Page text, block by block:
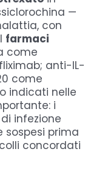
—
con
farmaci
come
anti-IL-
come
indicati nelle
i
infezione
sospesi prima
concordati